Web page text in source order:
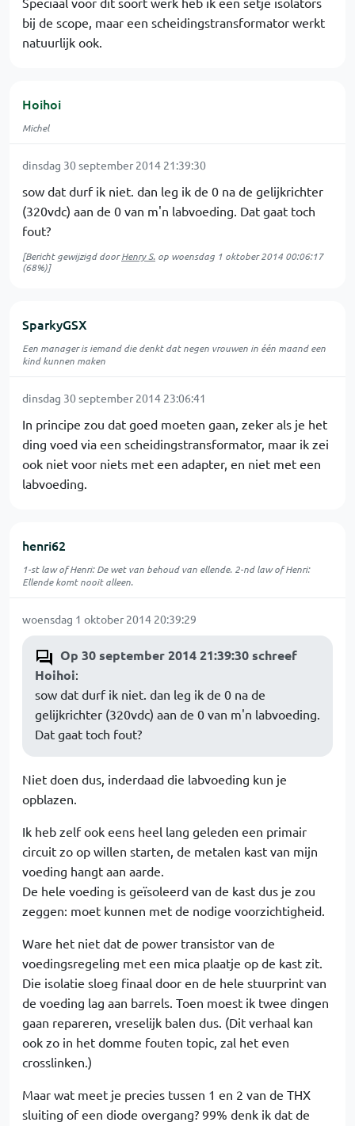
bij de scope, maar een scheidingstransformator werkt
natuurlijk ook.
Hoihoi
Michel
dinsdag 30 september 2014 21:39:30
sow dat durf ik niet. dan leg ik de 0 na de gelijkrichter
(320vdc) aan de 0 van m'n labvoeding. Dat gaat toch
fout?
[Bericht gewijzigd doorHenry S. op woensdag 1 oktober 2014 00:06:17
(68%)]
SparkyGSX
Een manager is iemand die denkt dat negen vrouwen in één maand een
kind kunnen maken
dinsdag 30 september 2014 23:06:41
In principe zou dat goed moeten gaan, zeker als je het
ding voed via een scheidingstransformator, maar ik zei
ook niet voor niets met een adapter, en niet met een
labvoeding.
henri62
1-st law of Henri: De wet van behoud van ellende. 2-nd law of Henri:
Ellende komt nooit alleen.
woensdag 1 oktober 2014 20:39:29
Op 30 september 2014 21:39:30 schreef
Hoihoi:
sow dat durf ik niet. dan leg ik de 0 na de
gelijkrichter (320vdc) aan de 0 van m'n labvoeding.
Dat gaat toch fout?
Niet doen dus, inderdaad die labvoeding kun je
opblazen.
Ik heb zelf ook eens heel lang geleden een primair
circuit zo op willen starten, de metalen kast van mijn
voeding hangt aan aarde.
De hele voeding is geïsoleerd van de kast dus je zou
zeggen: moet kunnen met de nodige voorzichtigheid.
Ware het niet dat de power transistor van de
voedingsregeling met een mica plaatje op de kast zit.
Die isolatie sloeg finaal door en de hele stuurprint van
de voeding lag aan barrels. Toen moest ik twee dingen
gaan repareren, vreselijk balen dus. (Dit verhaal kan
ook zo in het domme fouten topic, zal het even
crosslinken.)
Maar wat meet je precies tussen 1 en 2 van de THX
sluiting of een diode overgang? 99% denk ik dat de